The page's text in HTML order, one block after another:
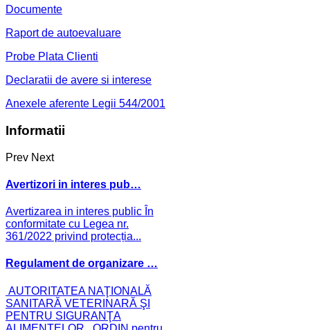
Documente
Raport de autoevaluare
Probe Plata Clienti
Declaratii de avere si interese
Anexele aferente Legii 544/2001
Informatii
Prev Next
Avertizori in interes pub…
Avertizarea in interes public În
conformitate cu Legea nr.
361/2022 privind protecția...
Regulament de organizare …
AUTORITATEA NAŢIONALĂ
SANITARĂ VETERINARĂ ŞI
PENTRU SIGURANŢA